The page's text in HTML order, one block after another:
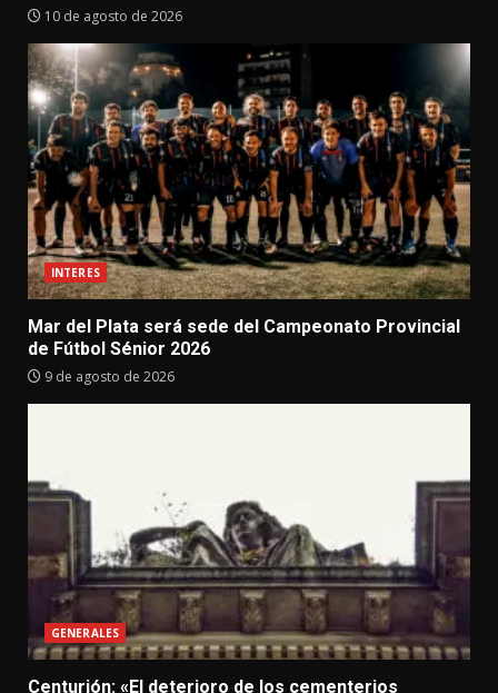
10 de agosto de 2026
INTERES
Mar del Plata será sede del Campeonato Provincial
de Fútbol Sénior 2026
9 de agosto de 2026
GENERALES
Centurión: «El deterioro de los cementerios